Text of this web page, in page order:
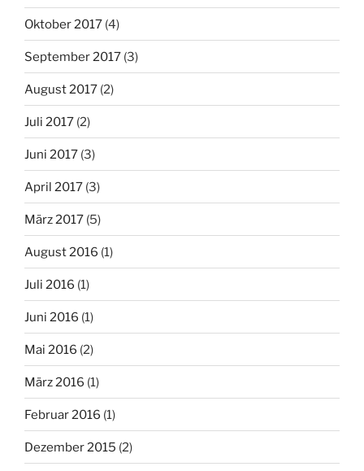
Oktober 2017 (4)
September 2017 (3)
August 2017 (2)
Juli 2017 (2)
Juni 2017 (3)
April 2017 (3)
März 2017 (5)
August 2016 (1)
Juli 2016 (1)
Juni 2016 (1)
Mai 2016 (2)
März 2016 (1)
Februar 2016 (1)
Dezember 2015 (2)